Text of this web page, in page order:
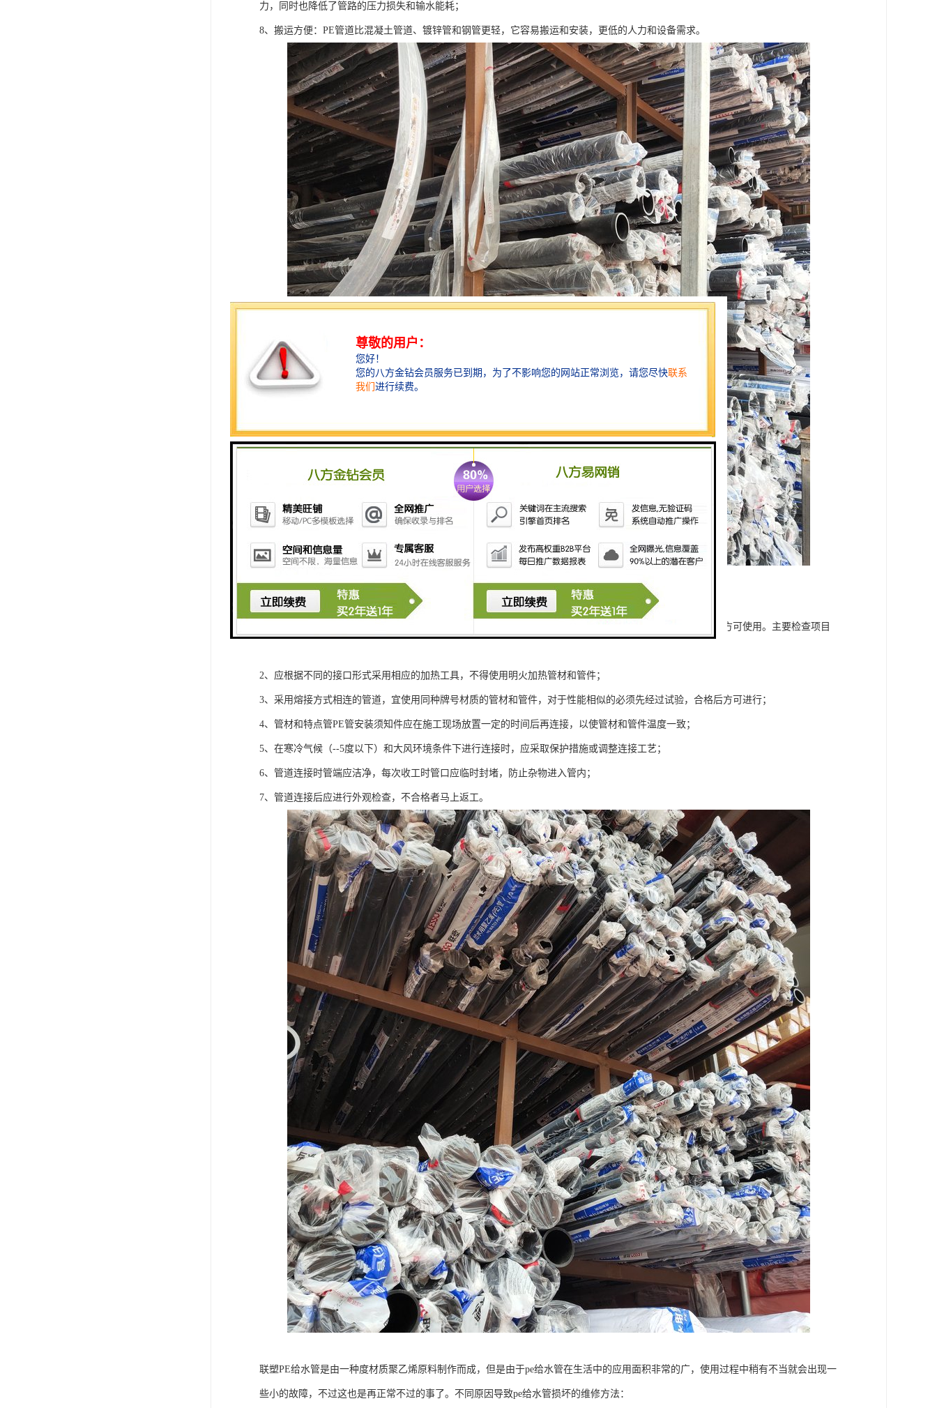
力，同时也降低了管路的压力损失和输水能耗；
8、搬运方便：PE管道比混凝土管道、镀锌管和钢管更轻，它容易搬运和安装，更低的人力和设备需求。
联塑PE给水管安装规定：
1、管道连接前，应对管材和管件及附属设备按设计要求进行核对，并应在施工现场进行外观检查，符合要求方可使用。主要检查项目
2、应根据不同的接口形式采用相应的加热工具，不得使用明火加热管材和管件；
3、采用熔接方式相连的管道，宜使用同种牌号材质的管材和管件，对于性能相似的必须先经过试验，合格后方可进行；
4、管材和特点管PE管安装须知件应在施工现场放置一定的时间后再连接，以使管材和管件温度一致；
5、在寒冷气候（--5度以下）和大风环境条件下进行连接时，应采取保护措施或调整连接工艺；
6、管道连接时管端应洁净，每次收工时管口应临时封堵，防止杂物进入管内；
7、管道连接后应进行外观检查，不合格者马上返工。
联塑PE给水管是由一种度材质聚乙烯原料制作而成，但是由于pe给水管在生活中的应用面积非常的广，使用过程中稍有不当就会出现一
些小的故障，不过这也是再正常不过的事了。不同原因导致pe给水管损坏的维修方法：